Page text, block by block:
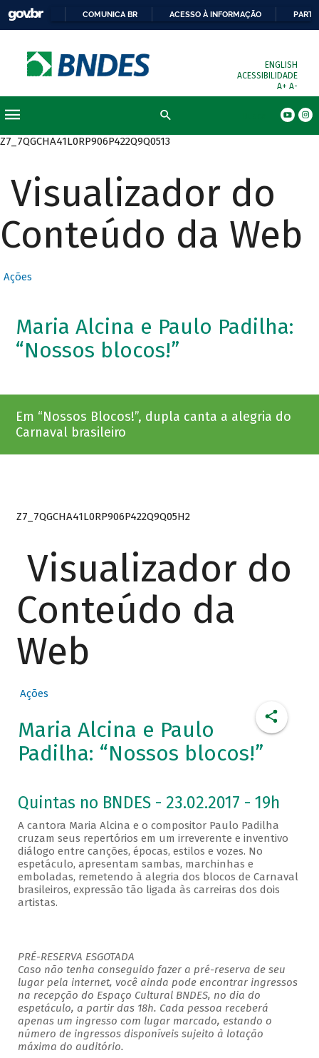
COMUNICA BR ACESSO À INFORMAÇÃO
ENGLISH
ACESSIBILIDADE
A+ A-
Z7_7QGCHA41L0RP906P422Q9Q0513
Visualizador do
Conteúdo da Web
Ações
Maria Alcina e Paulo Padilha:
“Nossos blocos!”
Em “Nossos Blocos!”, dupla canta a alegria do
Carnaval brasileiro
Z7_7QGCHA41L0RP906P422Q9Q05H2
Visualizador do
Conteúdo da
Web
Ações
Maria Alcina e Paulo
Padilha: “Nossos blocos!”
Quintas no BNDES - 23.02.2017 - 19h
A cantora Maria Alcina e o compositor Paulo Padilha
cruzam seus repertórios em um irreverente e inventivo
diálogo entre canções, épocas, estilos e vozes. No
espetáculo, apresentam sambas, marchinhas e
emboladas, remetendo à alegria dos blocos de Carnaval
brasileiros, expressão tão ligada às carreiras dos dois
artistas.
PRÉ-RESERVA ESGOTADA
Caso não tenha conseguido fazer a pré-reserva de seu
lugar pela internet, você ainda pode encontrar ingressos
na recepção do Espaço Cultural BNDES, no dia do
espetáculo, a partir das 18h. Cada pessoa receberá
apenas um ingresso com lugar marcado, estando o
número de ingressos disponíveis sujeito à lotação
máxima do auditório.